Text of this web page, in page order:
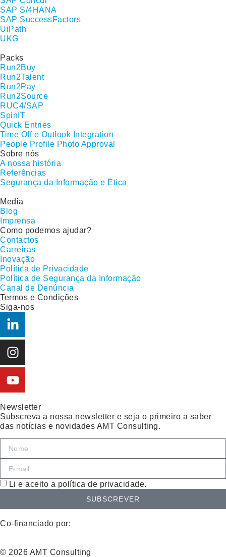
SAP S/4HANA
SAP SuccessFactors
UiPath
UKG
Packs
Run2Buy
Run2Talent
Run2Pay
Run2Source
RUC4/SAP
SpinIT
Quick Entries
Time Off e Outlook Integration
People Profile Photo Approval
Sobre nós
A nossa história
Referências
Segurança da Informação e Ética
Media
Blog
Imprensa
Como podemos ajudar?
Contactos
Carreiras
Inovação
Política de Privacidade
Política de Segurança da Informação
Canal de Denúncia
Termos e Condições
Siga-nos
Newsletter
Subscreva a nossa newsletter e seja o primeiro a saber
das notícias e novidades AMT Consulting.
Li e aceito a política de privacidade.
SUBSCREVER
Co-financiado por:
© 2026 AMT Consulting